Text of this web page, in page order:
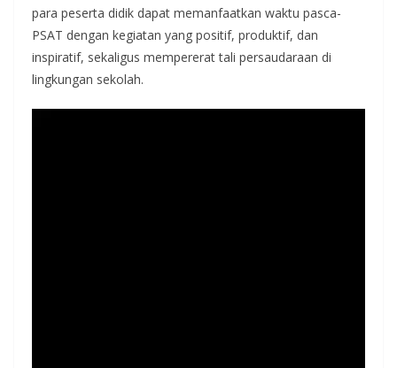
para peserta didik dapat memanfaatkan waktu pasca-
PSAT dengan kegiatan yang positif, produktif, dan
inspiratif, sekaligus mempererat tali persaudaraan di
lingkungan sekolah.